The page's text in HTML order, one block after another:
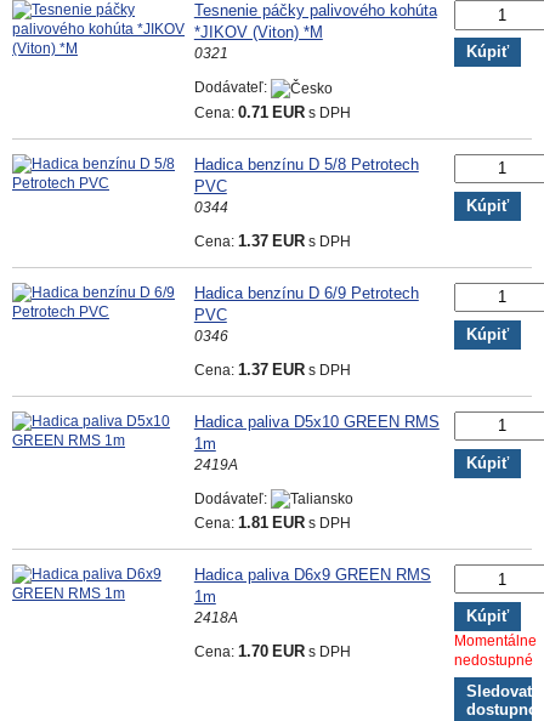
Tesnenie páčky palivového kohúta
*JIKOV (Viton) *M
0321
Dodávateľ:
Cena: 0.71 EURs DPH
Kúpiť
Hadica benzínu D 5/8 Petrotech
PVC
0344
Cena: 1.37 EURs DPH
Kúpiť
Hadica benzínu D 6/9 Petrotech
PVC
0346
Cena: 1.37 EURs DPH
Kúpiť
Hadica paliva D5x10 GREEN RMS
1m
2419A
Dodávateľ:
Cena: 1.81 EURs DPH
Kúpiť
Hadica paliva D6x9 GREEN RMS
1m
2418A
Cena: 1.70 EURs DPH
Kúpiť
Momentálne
nedostupné
Sledovať